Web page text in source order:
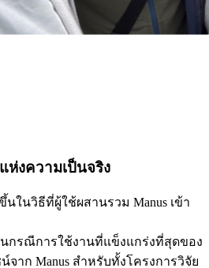
ห่งความเป็นจริง
ในวิธีที่ผู้ใช้ผสานรวม Manus เข้า
นกรณีการใช้งานที่แข็งแกร่งที่สุดของ
จาก Manus สำหรับทั้งโครงการวิจัย